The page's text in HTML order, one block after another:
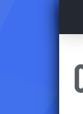
Ir
o